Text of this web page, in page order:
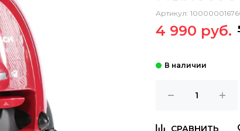
Артикул:
4 990 руб.